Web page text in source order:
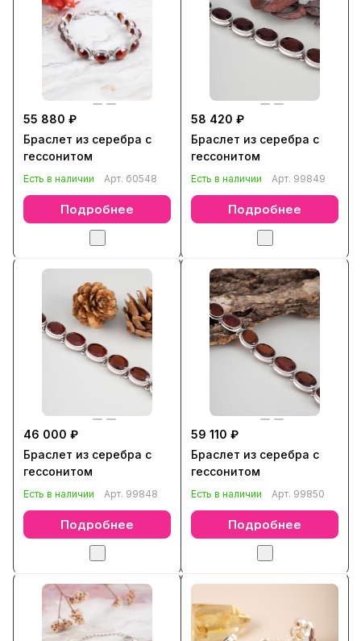
55 880 ₽
Браслет из серебра с
гессонитом
Есть в наличии Арт. б0548
Подробнее
58 420 ₽
Браслет из серебра с
гессонитом
Есть в наличии Арт. 99849
Подробнее
46 000 ₽
Браслет из серебра с
гессонитом
Есть в наличии Арт. 99848
Подробнее
59 110 ₽
Браслет из серебра с
гессонитом
Есть в наличии Арт. 99850
Подробнее